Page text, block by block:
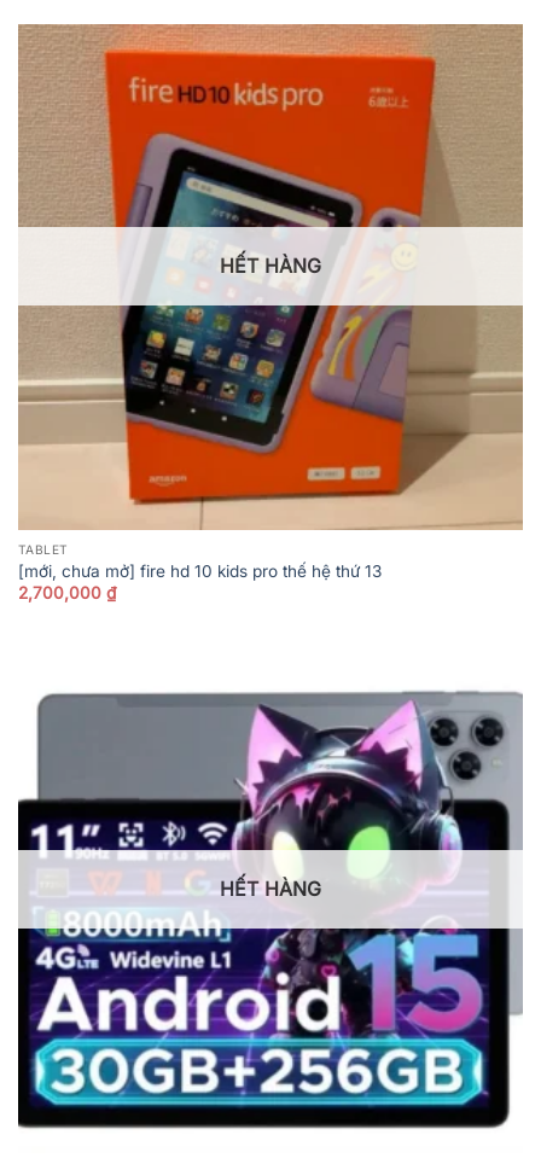
HẾT HÀNG
TABLET
[mới, chưa mở] fire hd 10 kids pro thế hệ thứ 13
2,700,000 ₫
HẾT HÀNG